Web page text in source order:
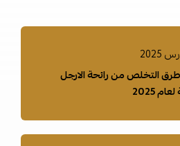
التخلص من رائحة الارجل
2025